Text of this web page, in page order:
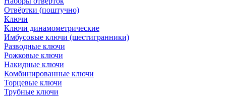
Отвёртки (поштучно)
Ключи
Ключи динамометрические
Имбусовые ключи (шестигранники)
Разводные ключи
Рожковые ключи
Накидные ключи
Комбинированные ключи
Торцевые ключи
Трубные ключи